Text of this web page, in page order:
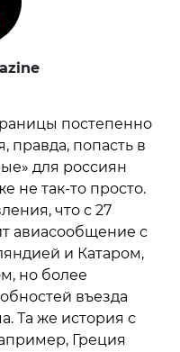
постепенно
правда, попасть в
для россиян
не так-то просто.
что с 27
авиасообщение с
и Катаром,
но более
въезда
Та же история с
Греция